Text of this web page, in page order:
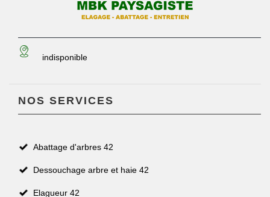
indisponible
NOS SERVICES
Abattage d'arbres 42
Dessouchage arbre et haie 42
Elagueur 42